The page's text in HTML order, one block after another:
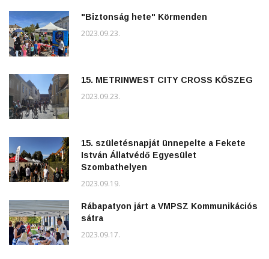
"Biztonság hete" Körmenden
2023.09.23.
15. METRINWEST CITY CROSS KŐSZEG
2023.09.23.
15. születésnapját ünnepelte a Fekete
István Állatvédő Egyesület
Szombathelyen
2023.09.19.
Rábapatyon járt a VMPSZ Kommunikációs
sátra
2023.09.17.